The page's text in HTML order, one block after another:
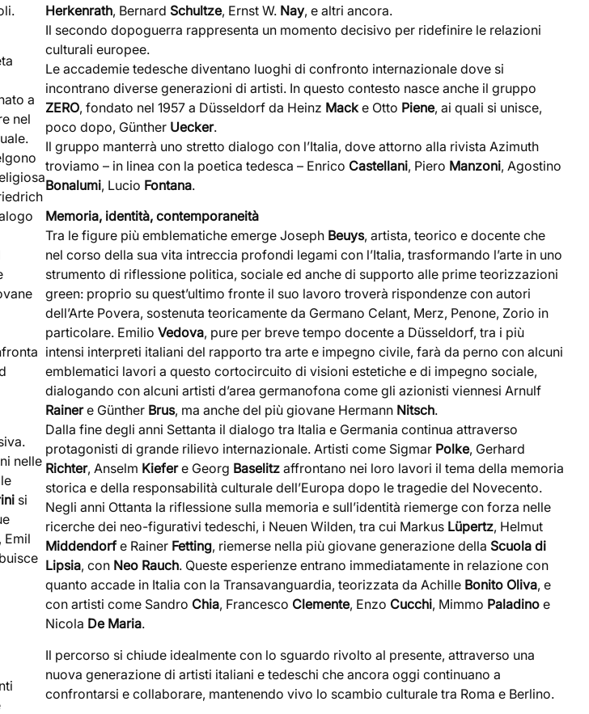
a
nel
nelle
si
, Emil
Herkenrath, Bernard Schultze, Ernst W. Nay, e altri ancora.
Il secondo dopoguerra rappresenta un momento decisivo per ridefinire le relazioni
culturali europee.
Le accademie tedesche diventano luoghi di confronto internazionale dove si
incontrano diverse generazioni di artisti. In questo contesto nasce anche il gruppo
ZERO, fondato nel 1957 a Düsseldorf da Heinz Mack e Otto Piene, ai quali si unisce,
poco dopo, Günther Uecker.
Il gruppo manterrà uno stretto dialogo con l’Italia, dove attorno alla rivista Azimuth
troviamo – in linea con la poetica tedesca – Enrico Castellani, Piero Manzoni, Agostino
Bonalumi, Lucio Fontana.
Memoria, identità, contemporaneità
Tra le figure più emblematiche emerge Joseph Beuys, artista, teorico e docente che
nel corso della sua vita intreccia profondi legami con l’Italia, trasformando l’arte in uno
strumento di riflessione politica, sociale ed anche di supporto alle prime teorizzazioni
green: proprio su quest’ultimo fronte il suo lavoro troverà rispondenze con autori
dell’Arte Povera, sostenuta teoricamente da Germano Celant, Merz, Penone, Zorio in
particolare. Emilio Vedova, pure per breve tempo docente a Düsseldorf, tra i più
intensi interpreti italiani del rapporto tra arte e impegno civile, farà da perno con alcuni
emblematici lavori a questo cortocircuito di visioni estetiche e di impegno sociale,
dialogando con alcuni artisti d’area germanofona come gli azionisti viennesi Arnulf
Rainere Günther Brus, ma anche del più giovane Hermann Nitsch.
Dalla fine degli anni Settanta il dialogo tra Italia e Germania continua attraverso
protagonisti di grande rilievo internazionale. Artisti come Sigmar Polke, Gerhard
Richter, Anselm Kiefere Georg Baselitz affrontano nei loro lavori il tema della memoria
storica e della responsabilità culturale dell’Europa dopo le tragedie del Novecento.
Negli anni Ottanta la riflessione sulla memoria e sull’identità riemerge con forza nelle
ricerche dei neo-figurativi tedeschi, i Neuen Wilden, tra cui Markus Lüpertz, Helmut
Middendorfe Rainer Fetting, riemerse nella più giovane generazione della Scuola di
Lipsia, con Neo Rauch. Queste esperienze entrano immediatamente in relazione con
quanto accade in Italia con la Transavanguardia, teorizzata da Achille Bonito Oliva, e
con artisti come Sandro Chia, Francesco Clemente, Enzo Cucchi, Mimmo Paladino e
Nicola De Maria.
Il percorso si chiude idealmente con lo sguardo rivolto al presente, attraverso una
nuova generazione di artisti italiani e tedeschi che ancora oggi continuano a
confrontarsi e collaborare, mantenendo vivo lo scambio culturale tra Roma e Berlino.